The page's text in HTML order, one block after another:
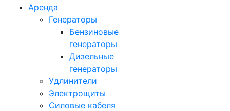
Аренда
Генераторы
Бензиновые
генераторы
Дизельные
генераторы
Удлинители
Электрощиты
Силовые кабеля